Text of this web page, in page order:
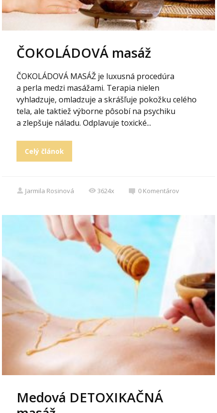
ČOKOLÁDOVÁ masáž
ČOKOLÁDOVÁ MASÁŽ je luxusná procedúra
a perla medzi masážami. Terapia nielen
vyhladzuje, omladzuje a skrášľuje pokožku celého
tela, ale taktiež výborne pôsobí na psychiku
a zlepšuje náladu. Odplavuje toxické...
Celý článok
Jarmila Rosinová 3624x 0 Komentárov
Medová DETOXIKAČNÁ